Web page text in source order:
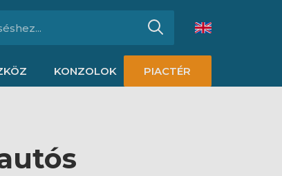
KONZOLOK PIACTÉR